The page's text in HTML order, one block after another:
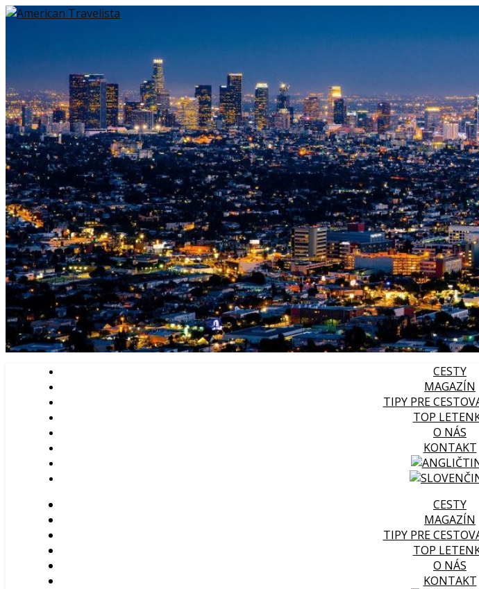
CESTY
MAGAZÍN
TIPY PRE
TOP
O NÁS
KONTAKT
CESTY
MAGAZÍN
TIPY PRE
TOP
O NÁS
KONTAKT